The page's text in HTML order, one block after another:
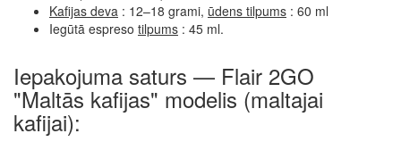
Kafijas deva : 12–18 grami, ūdens tilpums : 60 ml
Iegūtā espreso tilpums : 45 ml.
Iepakojuma saturs — Flair 2GO
"Maltās kafijas" modelis (maltajai
kafijai):